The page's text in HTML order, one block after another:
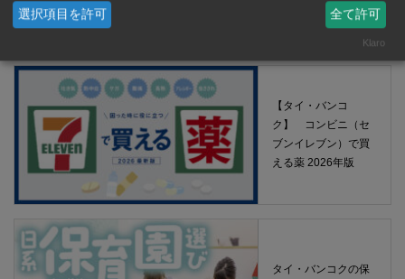
【タイ・バンコク】 マルシェトンロー内の「TOPS」で買える薬
2026年版
【タイ・バンコ
ク】 コンビニ（セ
ブンイレブン）で買
える薬 2026年版
タイ・バンコクの保
選択項目を許可 全て許可
Klaro